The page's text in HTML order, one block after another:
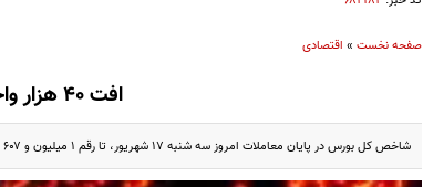
صفحه نخست» اقتصادی
افت ۴۰ هزار واحدی شاخص بورس
شاخص کل بورس در پایان معاملات امروز سه شنبه ۱۷ شهریور، تا رقم ۱ میلیون و ۶۰۷ هزار و ۲۱۱ واحد کاهش یافت.